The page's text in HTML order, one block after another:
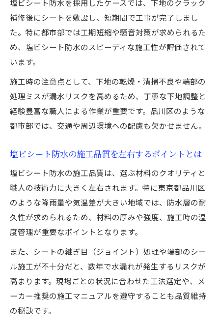
塩ビシート防水を採用したケースでは、下地のクラック
補修後にシートを敷設し、短期間で工事が完了しまし
た。特に都市部では工期短縮や騒音対策が求められるた
め、塩ビシート防水のスピーディな施工性が評価されて
います。
施工時の注意点として、下地の乾燥・清掃不良や端部の
処理ミスが漏水リスクを高めるため、丁寧な下地調整と
経験豊富な職人による作業が重要です。品川区のような
都市部では、交通や周辺環境への配慮も欠かせません。
塩ビシート防水の施工品質を左右するポイントとは
塩ビシート防水の施工品質は、選ぶ材料のクオリティと
職人の技術力に大きく左右されます。特に東京都品川区
のような降雨量や気温差が大きい地域では、防水層の耐
久性が求められるため、材料の厚みや強度、施工時の温
度管理が重要なポイントとなります。
また、シートの継ぎ目（ジョイント）処理や端部のシー
ル施工が不十分だと、数年で水漏れが発生するリスクが
高まります。現場ごとの状況に合わせた工法選定や、メ
ーカー推奨の施工マニュアルを遵守することも品質維持
の秘訣です。